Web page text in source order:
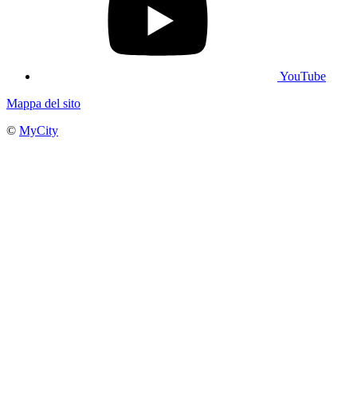
YouTube
Mappa del sito
© MyCity